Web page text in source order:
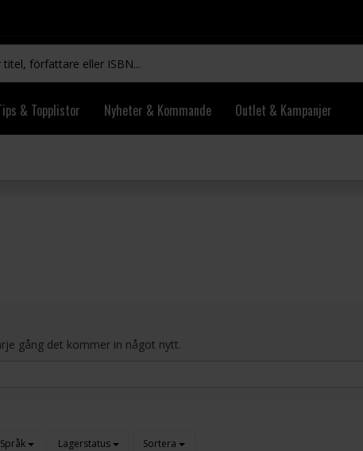
& Topplistor Nyheter & Kommande Outlet & Kampanjer
gång det kommer in något nytt.
Språk Lagerstatus Sortera